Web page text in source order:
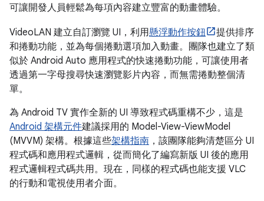
可讓開發人員輕鬆為每項內容建立豐富的動畫體驗。
VideoLAN 建立自訂瀏覽 UI，利用懸浮動作按鈕
提供排序
和捲動功能，並為每個捲動選項加入動畫。團隊也建立了類
似於 Android Auto 應用程式的快速捲動功能，可讓使用者
透過第一字母搜尋快速瀏覽影片內容，而無需捲動整個清
單。
為 Android TV 實作全新的 UI 導致程式碼重構不少，這是
Android 架構元件建議採用的 Model-View-ViewModel
(MVVM) 架構。根據這些架構指南 ，該團隊能夠清楚區分 UI
程式碼和應用程式邏輯，從而簡化了編寫新版 UI 後的應用
程式邏輯程式碼共用。現在，同樣的程式碼也能支援 VLC
的行動和電視使用者介面。